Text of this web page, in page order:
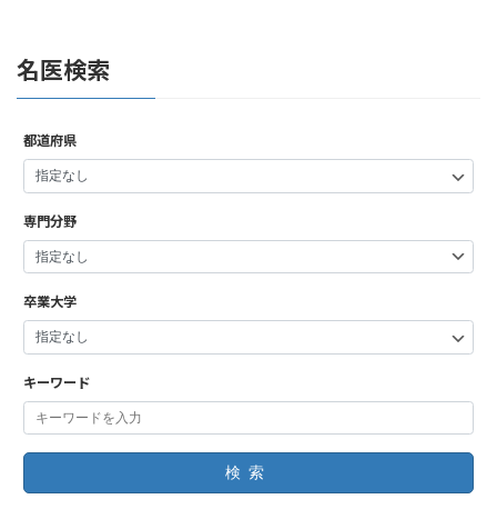
名医検索
都道府県
専門分野
卒業大学
キーワード
検索